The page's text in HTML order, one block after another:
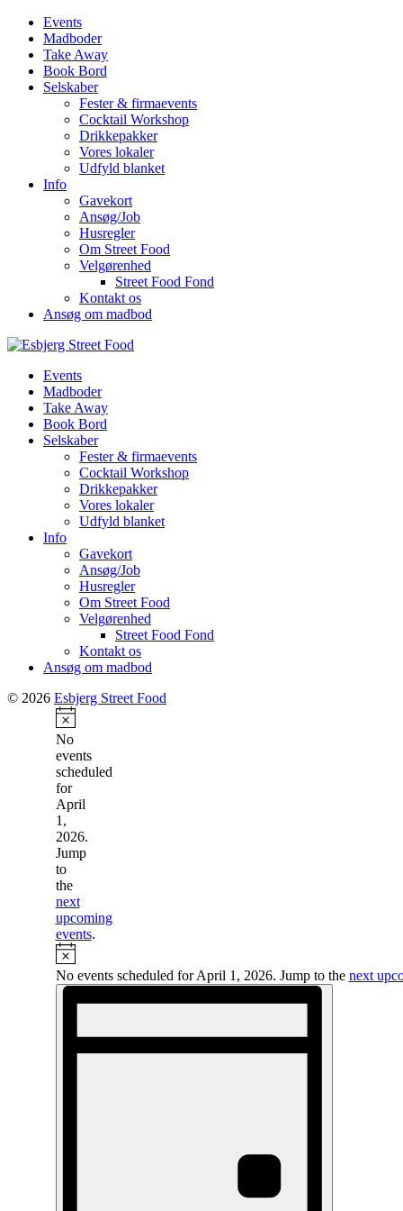
Events
Madboder
Take Away
Book Bord
Selskaber
Fester & firmaevents
Cocktail Workshop
Drikkepakker
Vores lokaler
Udfyld blanket
Info
Gavekort
Ansøg/Job
Husregler
Om Street Food
Velgørenhed
Street Food Fond
Kontakt os
Ansøg om madbod
Events
Madboder
Take Away
Book Bord
Selskaber
Fester & firmaevents
Cocktail Workshop
Drikkepakker
Vores lokaler
Udfyld blanket
Info
Gavekort
Ansøg/Job
Husregler
Om Street Food
Velgørenhed
Street Food Fond
Kontakt os
Ansøg om madbod
© 2026 Esbjerg Street Food
Notice
No
events
scheduled
for
April
1,
2026.
Jump
to
the
next
upcoming
events.
Notice
No events scheduled for April 1, 2026. Jump to the next
Views
Event
Navigation